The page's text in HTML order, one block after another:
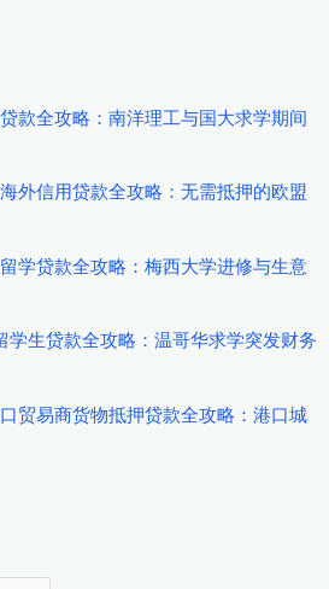
款全攻略：南洋理工与国大求学期间
外信用贷款全攻略：无需抵押的欧盟
学贷款全攻略：梅西大学进修与生意
学生贷款全攻略：温哥华求学突发财务
贸易商货物抵押贷款全攻略：港口城